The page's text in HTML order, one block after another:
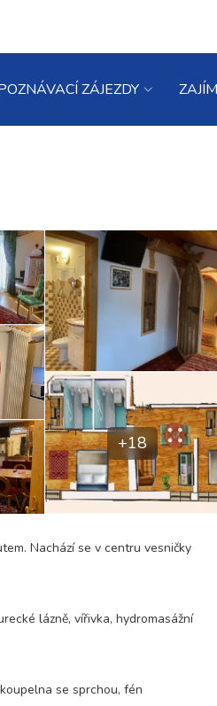
ZÁJEZDY
+18
Nachází se v centru vesničky
lázně, vířivka, hydromasážní
se sprchou, fén